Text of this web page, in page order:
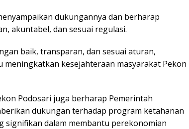
dukungannya dan berharap
akuntabel, dan sesuai regulasi.
baik, transparan, dan sesuai aturan,
kesejahteraan masyarakat Pekon
Podosari juga berharap Pemerintah
dukungan terhadap program ketahanan
signifikan dalam membantu perekonomian